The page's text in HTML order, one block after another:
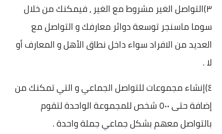
٣)التواصل الغير مشروط مع الغير ، فيمكنك من خلال
سوما ماسنجر توسعة دوائر معارفك و التواصل مع
العديد من الافراد سواء داخل نطاق الأهل و المعارف أو
لا .
٤)إنشاء مجموعات للتواصل الجماعي و التي تمكنك من
إضافة حتى ٥٠٠ شخص للمجموعة الواحدة لتقوم
بالتواصل معهم بشكل جماعي جملة واحدة .